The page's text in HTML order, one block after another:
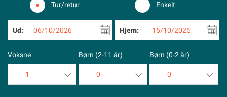
Tur/retur Enkelt
Ud: 06/10/2026 Hjem: 15/10/2026
Voksne
1
Børn (2-11 år)
0
Børn (0-2 år)
0